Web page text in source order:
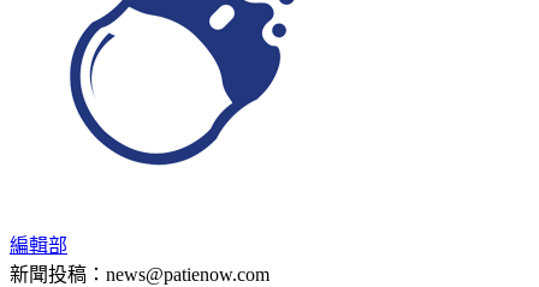
編輯部
新聞投稿：news@patienow.com